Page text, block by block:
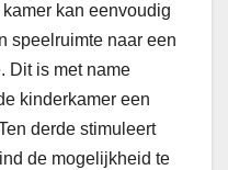
kan eenvoudig
speelruimte naar een
Dit is met name
kinderkamer een
derde stimuleert
de mogelijkheid te